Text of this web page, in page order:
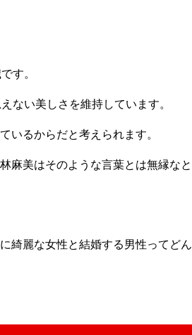
す。
ない美しさを維持しています。
いるからだと考えられます。
麻美はそのような言葉とは無縁なと
綺麗な女性と結婚する男性ってどん